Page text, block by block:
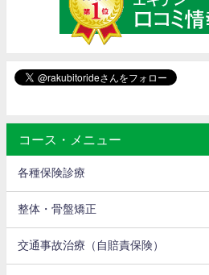
コース・メニュー
各種保険診療
整体・骨盤矯正
交通事故治療（自賠責保険）